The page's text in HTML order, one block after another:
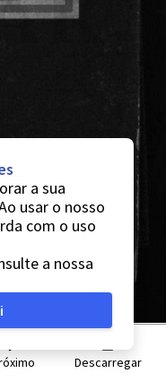
Descarregar
a sua
usar o nosso
com o uso
a nossa